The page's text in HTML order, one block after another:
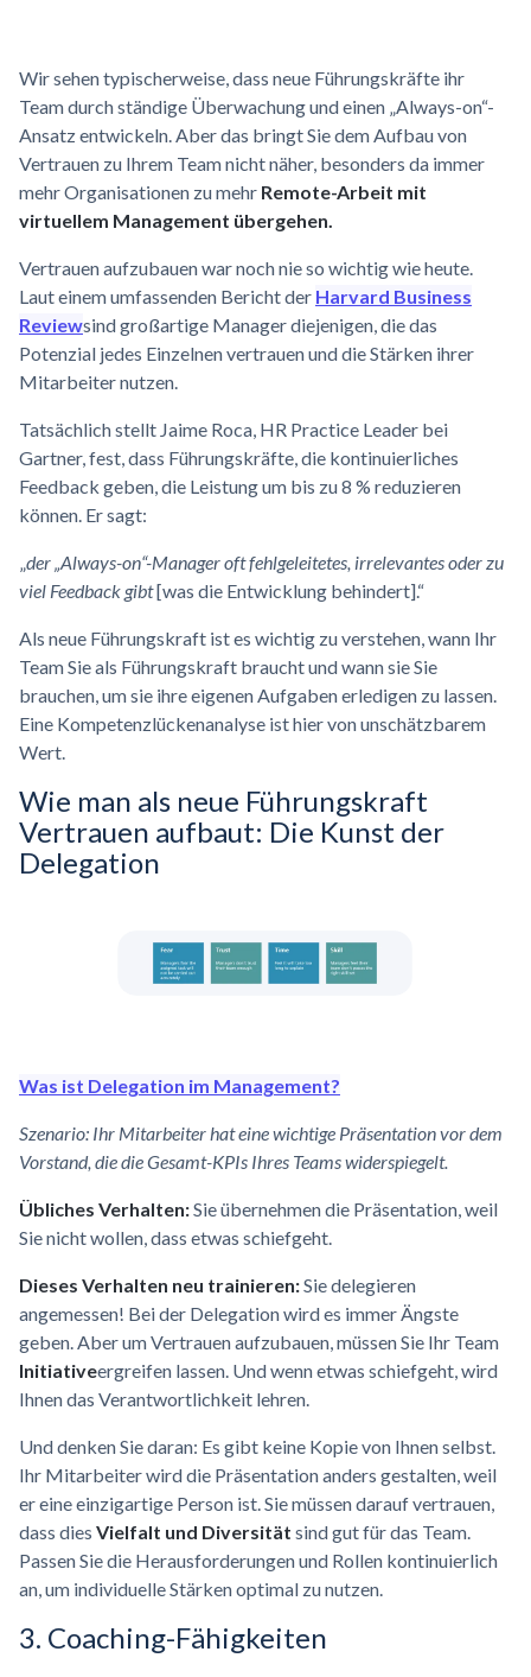
Wir sehen typischerweise, dass neue Führungskräfte ihr
Team durch ständige Überwachung und einen „Always-on“-
Ansatz entwickeln. Aber das bringt Sie dem Aufbau von
Vertrauen zu Ihrem Team nicht näher, besonders da immer
mehr Organisationen zu mehr Remote-Arbeit mit
virtuellem Management übergehen.
Vertrauen aufzubauen war noch nie so wichtig wie heute.
Laut einem umfassenden Bericht der Harvard Business
Reviewsind großartige Manager diejenigen, die das
Potenzial jedes Einzelnen vertrauen und die Stärken ihrer
Mitarbeiter nutzen.
Tatsächlich stellt Jaime Roca, HR Practice Leader bei
Gartner, fest, dass Führungskräfte, die kontinuierliches
Feedback geben, die Leistung um bis zu 8 % reduzieren
können. Er sagt:
der „Always-on“-Manager oft fehlgeleitetes, irrelevantes oder zu
viel Feedback gibt[was die Entwicklung behindert].“
Als neue Führungskraft ist es wichtig zu verstehen, wann Ihr
Team Sie als Führungskraft braucht und wann sie Sie
brauchen, um sie ihre eigenen Aufgaben erledigen zu lassen.
Eine Kompetenzlückenanalyse ist hier von unschätzbarem
Wert.
Wie man als neue Führungskraft
Vertrauen aufbaut: Die Kunst der
Delegation
Was ist Delegation im Management?
Szenario: Ihr Mitarbeiter hat eine wichtige Präsentation vor dem
Vorstand, die die Gesamt-KPIs Ihres Teams widerspiegelt.
Übliches Verhalten:Sie übernehmen die Präsentation, weil
Sie nicht wollen, dass etwas schiefgeht.
Dieses Verhalten neu trainieren:Sie delegieren
angemessen! Bei der Delegation wird es immer Ängste
geben. Aber um Vertrauen aufzubauen, müssen Sie Ihr Team
Initiativeergreifen lassen. Und wenn etwas schiefgeht, wird
Ihnen das Verantwortlichkeit lehren.
Und denken Sie daran: Es gibt keine Kopie von Ihnen selbst.
Ihr Mitarbeiter wird die Präsentation anders gestalten, weil
er eine einzigartige Person ist. Sie müssen darauf vertrauen,
dass dies Vielfalt und Diversität sind gut für das Team.
Passen Sie die Herausforderungen und Rollen kontinuierlich
an, um individuelle Stärken optimal zu nutzen.
3. Coaching-Fähigkeiten